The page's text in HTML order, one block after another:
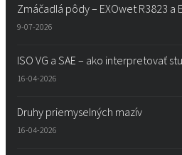
Zmáčadlá pôdy – EXOwet R3823 a
9-07-2026
ISO VG a SAE – ako interpretovať
16-04-2026
Druhy priemyselných mazív
16-04-2026